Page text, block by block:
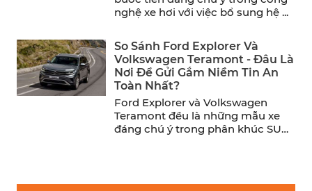
nghệ xe hơi với việc bổ sung hệ ...
So Sánh Ford Explorer Và
Volkswagen Teramont - Đâu Là
Nơi Để Gửi Gắm Niềm Tin An
Toàn Nhất?
Ford Explorer và Volkswagen
Teramont đều là những mẫu xe
đáng chú ý trong phân khúc SUV